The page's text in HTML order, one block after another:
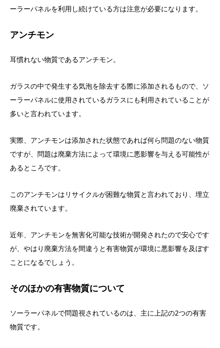
ーラーパネルを利用し続けている方は注意が必要になります。
アンチモン
耳慣れない物質であるアンチモン。
ガラスの中で発生する気泡を除去する際に添加されるもので、ソ
ーラーパネルに使用されているガラスにも利用されていることが
多いと言われています。
実際、アンチモンは添加された状態であれば何ら問題のない物質
ですが、問題は廃棄方法によって環境に悪影響を与える可能性が
あるところです。
このアンチモンはリサイクルが困難な物質と言われており、埋立
廃棄されています。
近年、アンチモンを無害化可能な技術が開発されたので安心です
が、やはり廃棄方法を間違うと有害物質が環境に悪影響を及ぼす
ことになるでしょう。
そのほかの有害物質について
ソーラーパネルで問題視されているのは、主に上記の2つの有害
物質です。